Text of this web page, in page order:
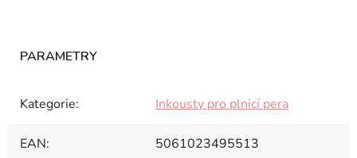
Kategorie: Inkousty pro plnicí pera
EAN: 5061023495513